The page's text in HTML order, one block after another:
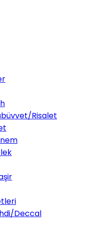
Risalet
Deccal